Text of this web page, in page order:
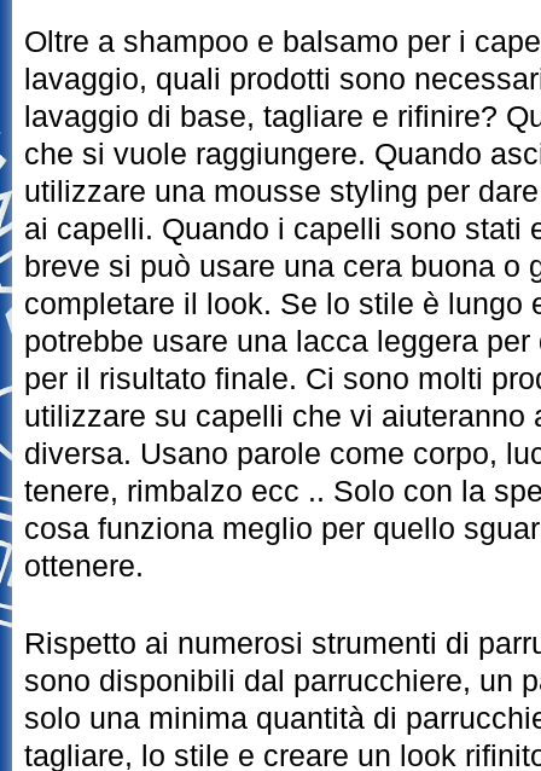
Oltre a shampoo e balsamo per i
lavaggio, quali prodotti sono
lavaggio di base, tagliare e rifinire?
che si vuole raggiungere. Quando
utilizzare una mousse styling per
ai capelli. Quando i capelli sono stati
breve si può usare una cera buona o
completare il look. Se lo stile è lungo
potrebbe usare una lacca leggera per
per il risultato finale. Ci sono molti
utilizzare su capelli che vi aiuteranno
diversa. Usano parole come corpo,
tenere, rimbalzo ecc .. Solo con la
cosa funziona meglio per quello
ottenere.
Rispetto ai numerosi strumenti di
sono disponibili dal parrucchiere, un
solo una minima quantità di
tagliare, lo stile e creare un look